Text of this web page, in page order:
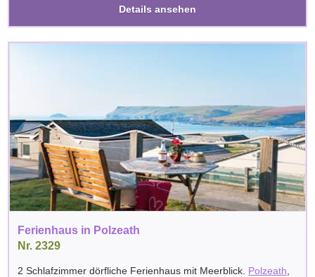
Details ansehen
Ferienhaus in Polzeath
Nr. 2329
2 Schlafzimmer dörfliche Ferienhaus mit Meerblick. Polzeath